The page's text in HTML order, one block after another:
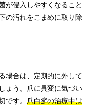
が侵入しやすくなること
の汚れをこまめに取り除
場合は、定期的に外して
ょう。爪に異変に気づい
です。 爪白癬の治療中は